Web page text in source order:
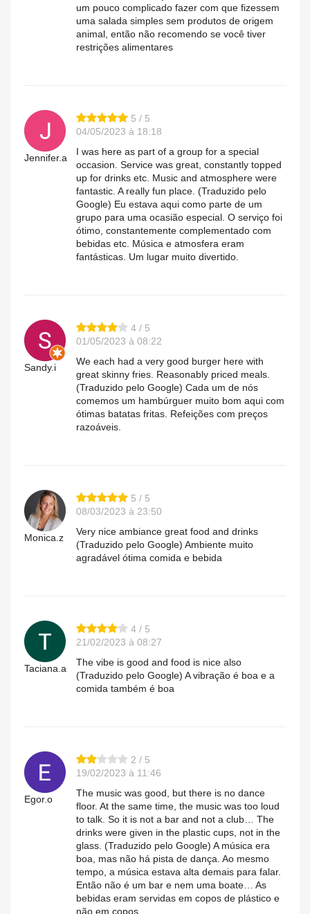
um pouco complicado fazer com que fizessem
uma salada simples sem produtos de origem
animal, então não recomendo se você tiver
restrições alimentares
Jennifer.a
5 / 5
04/05/2023 à 18:18
I was here as part of a group for a special
occasion. Service was great, constantly topped
up for drinks etc. Music and atmosphere were
fantastic. A really fun place. (Traduzido pelo
Google) Eu estava aqui como parte de um
grupo para uma ocasião especial. O serviço foi
ótimo, constantemente complementado com
bebidas etc. Música e atmosfera eram
fantásticas. Um lugar muito divertido.
Sandy.i
4 / 5
01/05/2023 à 08:22
We each had a very good burger here with
great skinny fries. Reasonably priced meals.
(Traduzido pelo Google) Cada um de nós
comemos um hambúrguer muito bom aqui com
ótimas batatas fritas. Refeições com preços
razoáveis.
Monica.z
5 / 5
08/03/2023 à 23:50
Very nice ambiance great food and drinks
(Traduzido pelo Google) Ambiente muito
agradável ótima comida e bebida
Taciana.a
4 / 5
21/02/2023 à 08:27
The vibe is good and food is nice also
(Traduzido pelo Google) A vibração é boa e a
comida também é boa
Egor.o
2 / 5
19/02/2023 à 11:46
The music was good, but there is no dance
floor. At the same time, the music was too loud
to talk. So it is not a bar and not a club… The
drinks were given in the plastic cups, not in the
glass. (Traduzido pelo Google) A música era
boa, mas não há pista de dança. Ao mesmo
tempo, a música estava alta demais para falar.
Então não é um bar e nem uma boate… As
bebidas eram servidas em copos de plástico e
não em copos.